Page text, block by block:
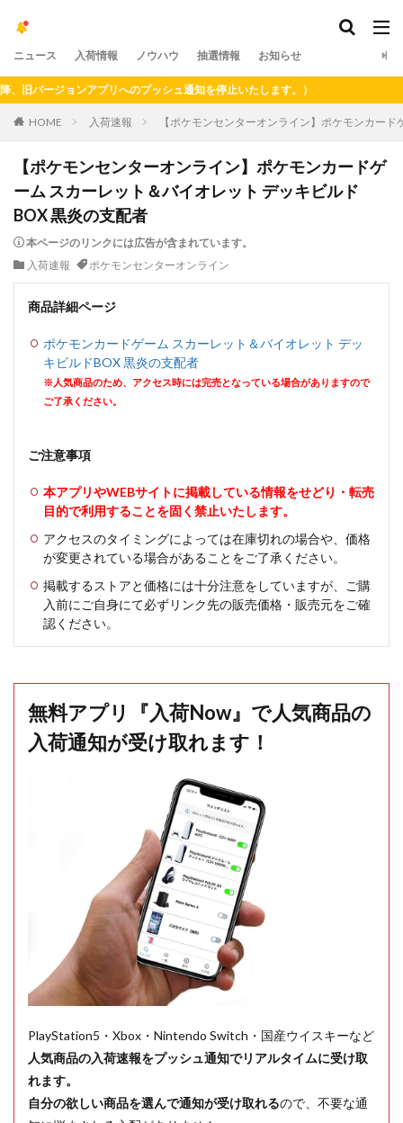
ニュース 入荷情報 ノウハウ 抽選情報 お知らせ
ジョンアプリへのプッシュ通知を停止いたします。）
HOME 入荷速報 【ポケモンセンターオンライン】ポケモンカー
【ポケモンセンターオンライン】ポケモンカードゲ
ーム スカーレット＆バイオレット デッキビルド
BOX 黒炎の支配者
本ページのリンクには広告が含まれています。
入荷速報
ポケモンセンターオンライン
商品詳細ページ
ポケモンカードゲーム スカーレット＆バイオレット デッ
キビルドBOX 黒炎の支配者
※人気商品のため、アクセス時には完売となっている場合がありますので
ご了承ください。
ご注意事項
本アプリやWEBサイトに掲載している情報をせどり・転売
目的で利用することを固く禁止いたします。
アクセスのタイミングによっては在庫切れの場合や、価格
が変更されている場合があることをご了承ください。
掲載するストアと価格には十分注意をしていますが、ご購
入前にご自身にて必ずリンク先の販売価格・販売元をご確
認ください。
無料アプリ『入荷Now』で人気商品の
入荷通知が受け取れます！
PlayStation5・Xbox・Nintendo Switch・国産ウイスキーなど
人気商品の入荷速報をプッシュ通知でリアルタイムに受け取
れます。
自分の欲しい商品を選んで通知が受け取れるので、不要な通